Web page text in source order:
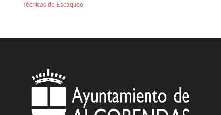
Técnicas de Escaqueo